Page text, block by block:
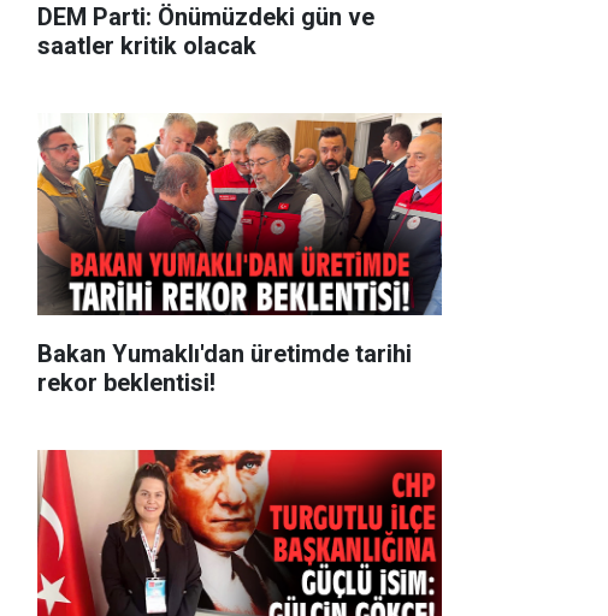
DEM Parti: Önümüzdeki gün ve
saatler kritik olacak
Bakan Yumaklı'dan üretimde tarihi
rekor beklentisi!